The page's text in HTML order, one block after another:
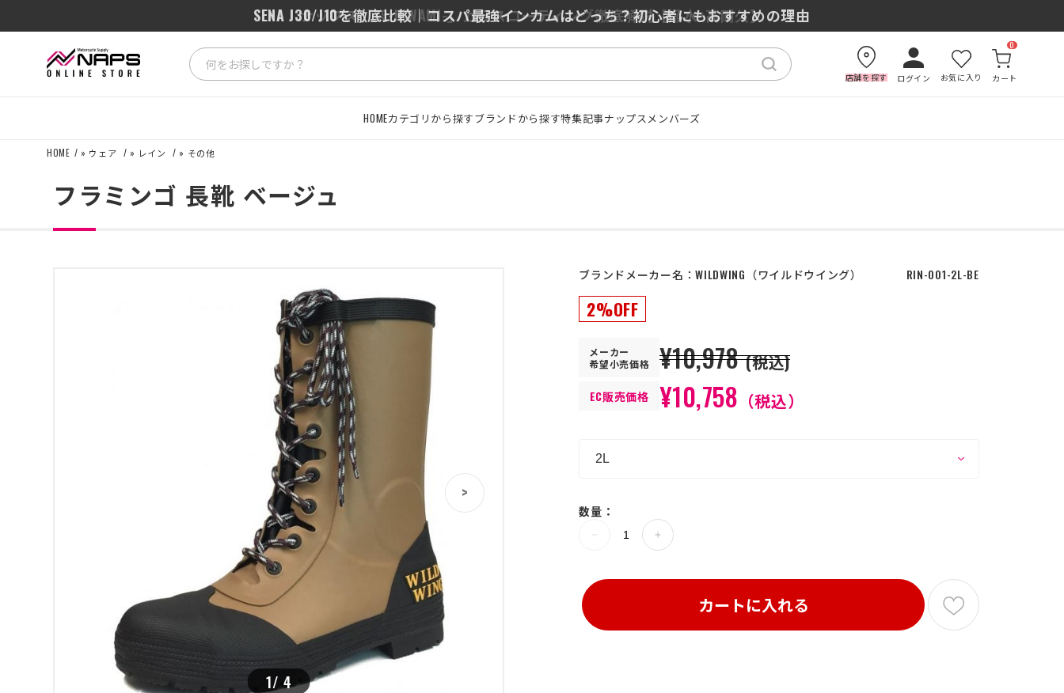
SENA J30/J10を徹底比較｜コスパ最強インカムはどっち？初心者にもおすすめの理由
店舗を探す ログイン お気に入り カート
0
HOMEカテゴリから探すブランドから探す特集記事ナップスメンバーズ
HOME » ウェア » レイン » その他
フラミンゴ 長靴 ベージュ
1/ 4
>
ブランドメーカー名：WILDWING ワイルドウイング RIN-001-2L-BE
2%OFF
メーカー
希望小売価格
¥10,978 (税込)
EC販売価格 ¥10,758 （税込）
数量：
カートに入れる